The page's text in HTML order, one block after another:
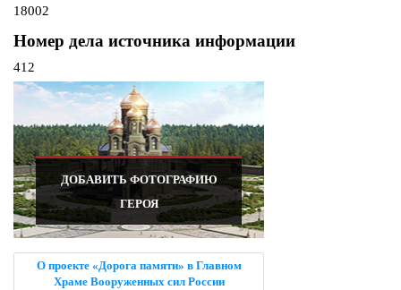
18002
Номер дела источника информации
412
ДОБАВИТЬ ФОТОГРАФИЮ
ГЕРОЯ
О проекте «Дорога памяти» в Главном
Храме Вооруженных сил России